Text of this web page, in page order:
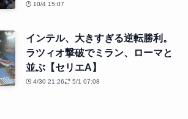
10/4 15:07
インテル、大きすぎる逆転勝利。
ラツィオ撃破でミラン、ローマと
並ぶ【セリエA】
4/30 21:26 5/1 07:08